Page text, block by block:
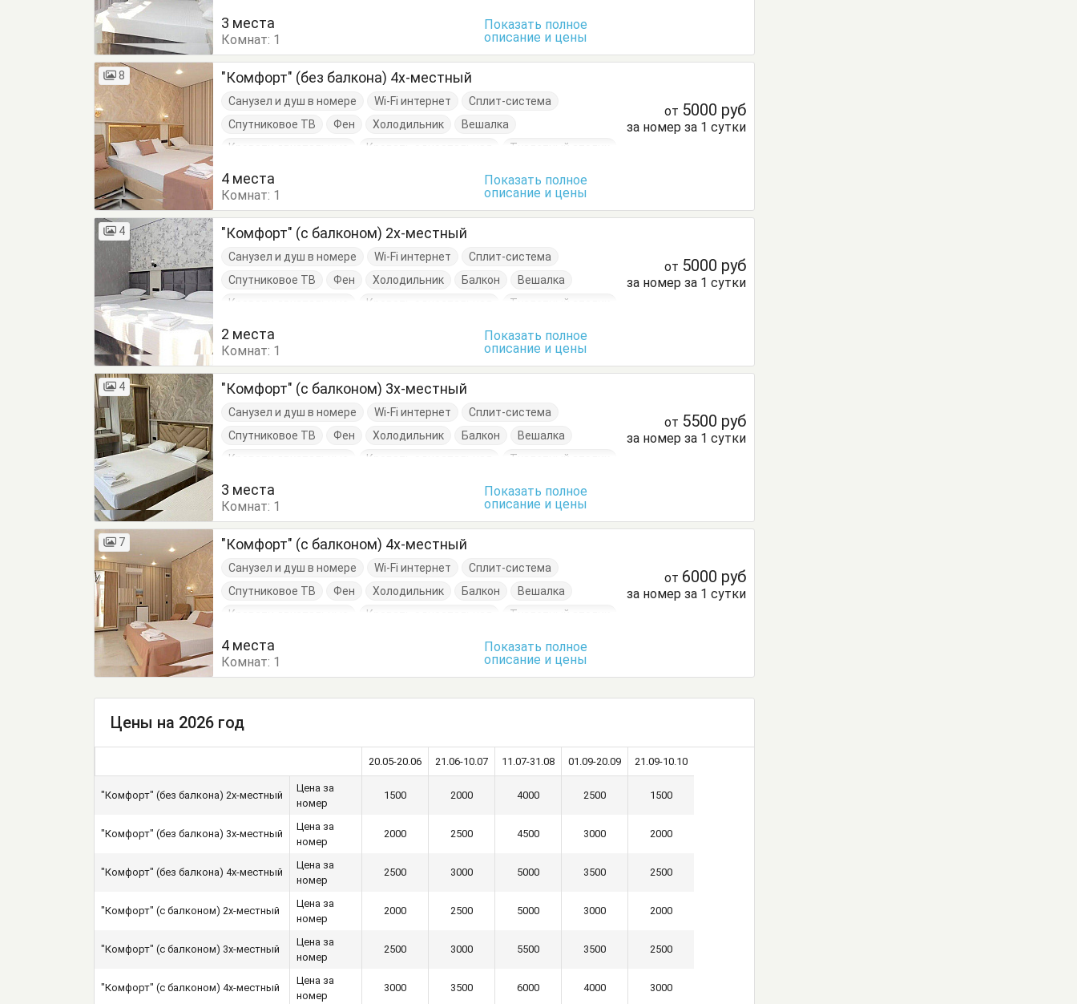
3 места
Комнат: 1
Показать полное
описание и цены
8 "Комфорт" (без балкона) 4х-местный
Санузел и душ в номере Wi-Fi интернет
Сплит-система
Спутниковое ТВ
Фен Холодильник
Вешалка
Кровати двуспальные
Кровать односпальная
Туалетный столик
от 5000 руб
за номер за 1 сутки
4 места
Комнат: 1
Показать полное
описание и цены
4 "Комфорт" (с балконом) 2х-местный
Санузел и душ в номере Wi-Fi интернет
Сплит-система
Спутниковое ТВ
Фен Холодильник Балкон
Вешалка
Кровати двуспальные
Кровать односпальная
Туалетный столик
от 5000 руб
за номер за 1 сутки
2 места
Комнат: 1
Показать полное
описание и цены
4 "Комфорт" (с балконом) 3х-местный
Санузел и душ в номере Wi-Fi интернет
Сплит-система
Спутниковое ТВ
Фен Холодильник Балкон
Вешалка
Кровати двуспальные
Кровать односпальная
Туалетный столик
от 5500 руб
за номер за 1 сутки
3 места
Комнат: 1
Показать полное
описание и цены
7 "Комфорт" (с балконом) 4х-местный
Санузел и душ в номере Wi-Fi интернет
Сплит-система
Спутниковое ТВ
Фен Холодильник Балкон
Вешалка
Кровати двуспальные
Кровать односпальная
Туалетный столик
от 6000 руб
за номер за 1 сутки
4 места
Комнат: 1
Показать полное
описание и цены
Цены на 2026 год
20.05-20.06 21.06-10.07 11.07-31.08 01.09-20.09 21.09-10.10
"Комфорт" (без балкона) 2х-местный
Цена за
номер
1500 2000 4000 2500 1500
"Комфорт" (без балкона) 3х-местный
Цена за
номер
2000 2500 4500 3000 2000
"Комфорт" (без балкона) 4х-местный
Цена за
номер
2500 3000 5000 3500 2500
"Комфорт" (с балконом) 2х-местный
Цена за
номер
2000 2500 5000 3000 2000
"Комфорт" (с балконом) 3х-местный
Цена за
номер
2500 3000 5500 3500 2500
"Комфорт" (с балконом) 4х-местный
Цена за
номер
3000 3500 6000 4000 3000